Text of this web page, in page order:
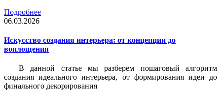
Подробнее
06.03.2026
Искусство создания интерьера: от концепции до
воплощения
В данной статье мы разберем пошаговый алгоритм
создания идеального интерьера, от формирования идеи до
финального декорирования